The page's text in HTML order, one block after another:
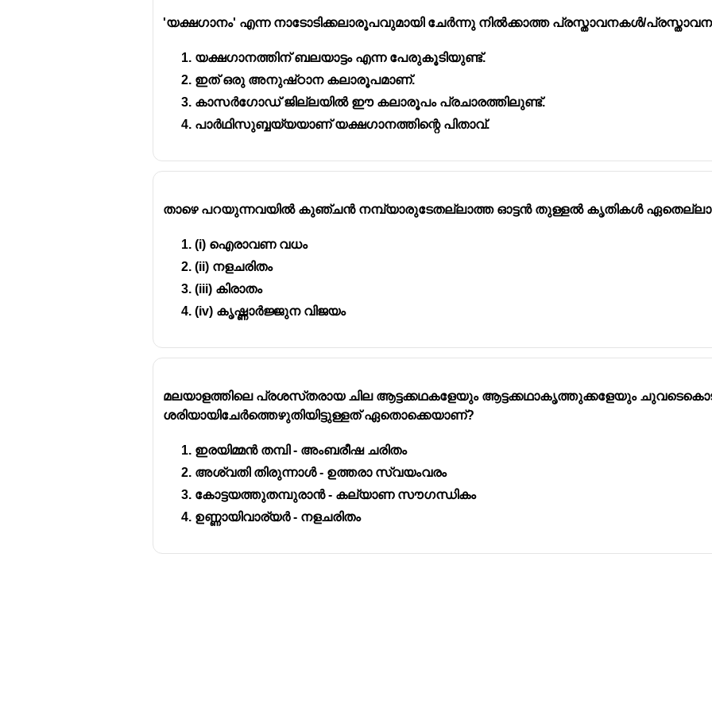
'യക്ഷഗാനം' എന്ന നാടോടിക്കലാരൂപവുമായി ചേർന്നു നിൽക്കാത്ത പ്രസ്താവനകൾ/
യക്ഷഗാനത്തിന് ബലയാട്ടം എന്ന പേരുകൂടിയുണ്ട്.
ഇത് ഒരു അനുഷ്‌ഠാന കലാരൂപമാണ്.
കാസർഗോഡ് ജില്ലയിൽ ഈ കലാരൂപം പ്രചാരത്തിലുണ്ട്.
പാർഥിസുബ്ബയ്യയാണ് യക്ഷഗാനത്തിന്റെ പിതാവ്.
താഴെ പറയുന്നവയിൽ കുഞ്ചൻ നമ്പ്യാരുടേതല്ലാത്ത ഓട്ടൻ തുള്ളൽ കൃതികൾ
(i) ഐരാവണ വധം
(ii) നളചരിതം
(iii) കിരാതം
(iv) കൃഷ്ണാർജ്ജുന വിജയം
മലയാളത്തിലെ പ്രശസ്‌തരായ ചില ആട്ടക്കഥകളേയും ആട്ടക്കഥാകൃത്തുക്കളേയും
ശരിയായിചേർത്തെഴുതിയിട്ടുള്ളത് ഏതൊക്കെയാണ്?
ഇരയിമ്മൻ തമ്പി - അംബരീഷ ചരിതം
അശ്വതി തിരുന്നാൾ - ഉത്തരാ സ്വയംവരം
കോട്ടയത്തുതമ്പുരാൻ - കല്യാണ സൗഗന്ധികം
ഉണ്ണായിവാര്യർ - നളചരിതം